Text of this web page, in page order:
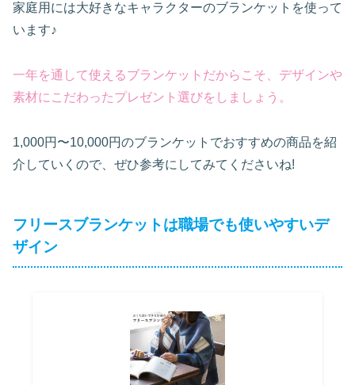
家庭用には大好きなキャラクターのブランケットを使って
います♪
一年を通して使えるブランケットだからこそ、デザインや
素材にこだわったプレゼント選びをしましょう。
1,000円〜10,000円のブランケットでおすすめの商品を紹
介していくので、ぜひ参考にしてみてくださいね!
フリースブランケットは職場でも使いやすいデ
ザイン